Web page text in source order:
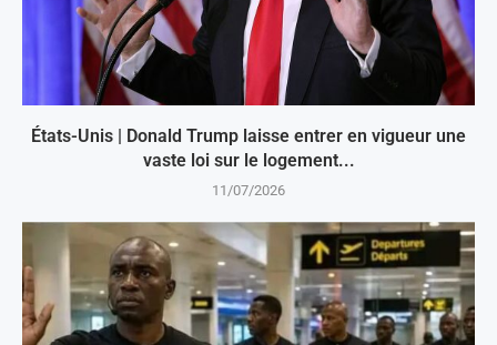
États-Unis | Donald Trump laisse entrer en vigueur une
vaste loi sur le logement...
11/07/2026